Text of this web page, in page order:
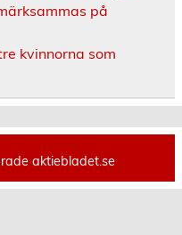
på
kvinnorna som
aktiebladet.se